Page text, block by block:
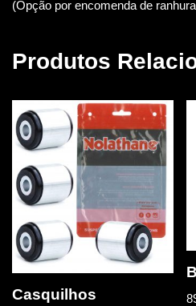
(Opção por encomenda de
Produtos
Casquilhos